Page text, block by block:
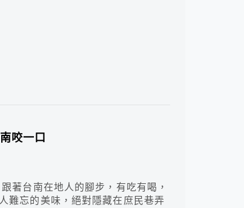
咬一口
著台南在地人的腳步，有吃有喝，
難忘的美味，絕對隱藏在庶民巷弄